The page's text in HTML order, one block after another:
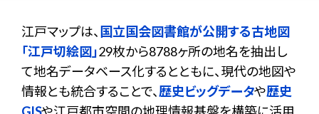
江戸マップは、 国立国会図書館が公開する古地図
「江戸切絵図」29枚から8788ヶ所の地名を抽出し
て地名データベース化するとともに、現代の地図や
情報とも統合することで、歴史ビッグデータや歴史